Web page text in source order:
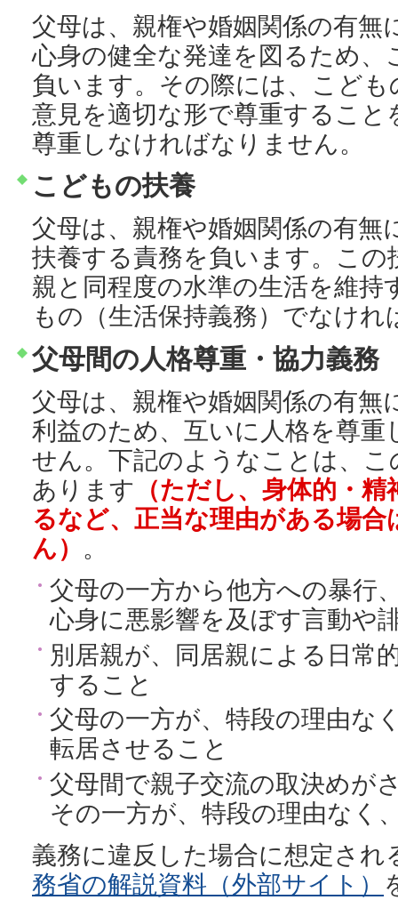
父母は、親権や婚姻関係の有
心身の健全な発達を図るため
負います。その際には、こど
意見を適切な形で尊重するこ
尊重しなければなりません。
こどもの扶養
父母は、親権や婚姻関係の有
扶養する責務を負います。こ
親と同程度の水準の生活を維
もの（生活保持義務）でなけれ
父母間の人格尊重・協力義務
父母は、親権や婚姻関係の有
利益のため、互いに人格を尊
せん。下記のようなことは、
あります （ただし、身体的・
るなど、正当な理由がある場
ん） 。
父母の一方から他方への暴行
心身に悪影響を及ぼす言動や
別居親が、同居親による日常
すること
父母の一方が、特段の理由な
転居させること
父母間で親子交流の取決めが
その一方が、特段の理由なく
義務に違反した場合に想定され
務省の解説資料（外部サイト）